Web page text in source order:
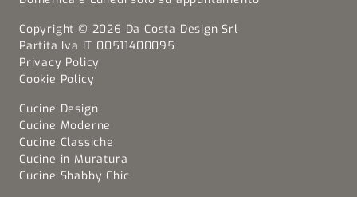
Copyright © 2026 Da Costa Design Srl
Partita Iva IT 00511400095
Privacy Policy
Cookie Policy
Cucine Design
Cucine Moderne
Cucine Classiche
Cucine in Muratura
Cucine Shabby Chic